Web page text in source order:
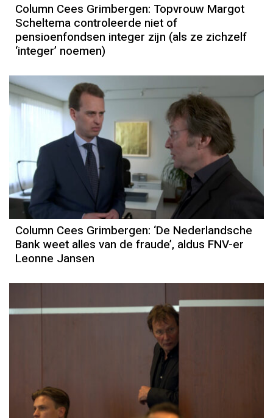
Column Cees Grimbergen: Topvrouw Margot
Scheltema controleerde niet of
pensioenfondsen integer zijn (als ze zichzelf
‘integer’ noemen)
Column Cees Grimbergen: ‘De Nederlandsche
Bank weet alles van de fraude’, aldus FNV-er
Leonne Jansen